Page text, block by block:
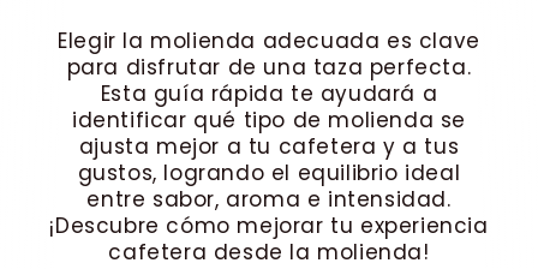
Elegir la molienda adecuada es clave
para disfrutar de una taza perfecta.
Esta guía rápida te ayudará a
identificar qué tipo de molienda se
ajusta mejor a tu cafetera y a tus
gustos, logrando el equilibrio ideal
entre sabor, aroma e intensidad.
¡Descubre cómo mejorar tu experiencia
cafetera desde la molienda!